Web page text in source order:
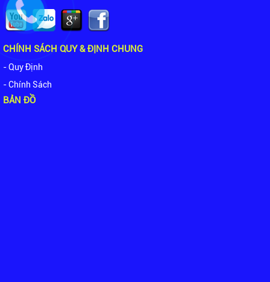
CHÍNH SÁCH QUY & ĐỊNH CHUNG
- Quy Định
- Chính Sách
BẢN ĐỒ